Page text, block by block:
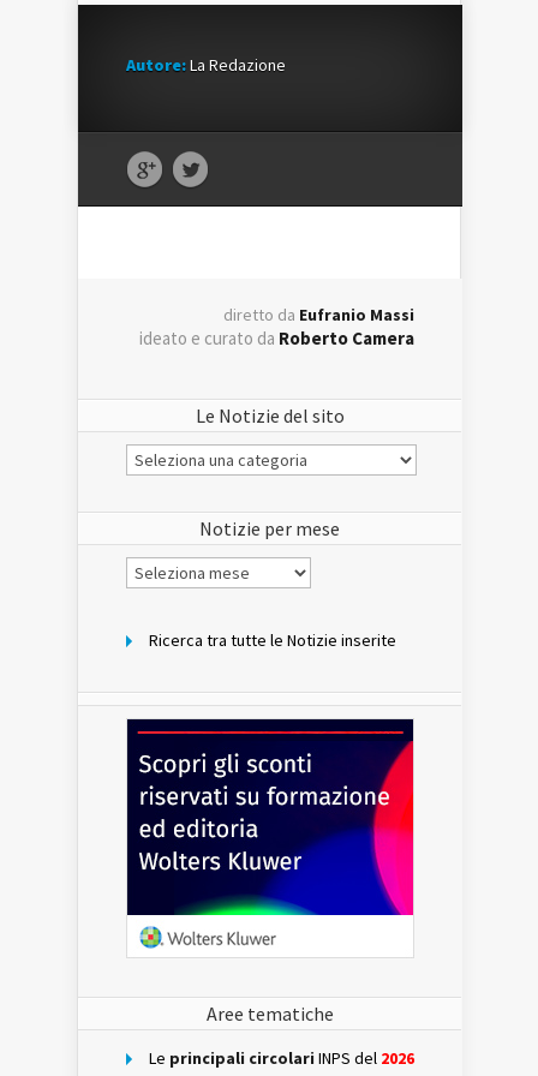
Autore:La Redazione
diretto da Eufranio Massi
ideato e curato da Roberto Camera
Le Notizie del sito
Le
Notizie
Notizie per mese
Notizie
per
Ricerca tra tutte le Notizie inserite
Aree tematiche
Le principali circolari INPS del 2026